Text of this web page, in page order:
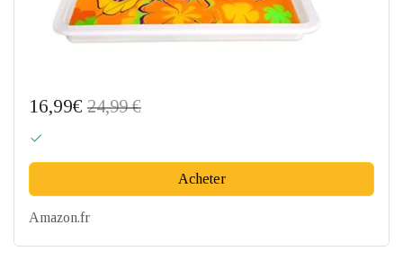
16,99€ 24,99 €
Acheter
Amazon.fr